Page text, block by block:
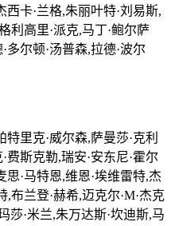
西卡·兰格,朱丽叶特·刘易斯,
利高里·派克,马丁·鲍尔萨
多尔顿·汤普森,拉德·波尔
特里克·威尔森,萨曼莎·克利
费斯克勒,瑞安·安东尼·霍尔
思·马特恩,维恩·埃维雷特,杰
,布兰登·赫希,迈克尔·M·杰克
莎·米兰,朱万达斯·坎迪斯,马